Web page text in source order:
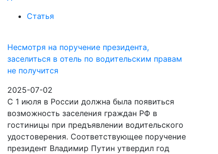
Статья
Несмотря на поручение президента,
заселиться в отель по водительским правам
не получится
2025-07-02
С 1 июля в России должна была появиться
возможность заселения граждан РФ в
гостиницы при предъявлении водительского
удостоверения. Соответствующее поручение
президент Владимир Путин утвердил год